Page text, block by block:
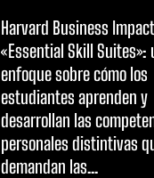
Harvard Business
«Essential Skill Suites»:
enfoque sobre cómo los
estudiantes aprenden y
desarrollan las
personales distintivas
demandan las...